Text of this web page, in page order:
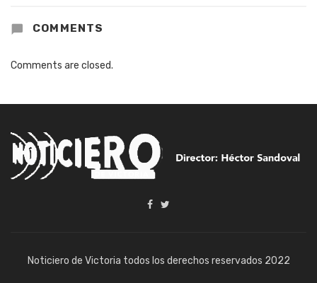
COMMENTS
Comments are closed.
Noticiero de Victoria todos los derechos reservados 2022